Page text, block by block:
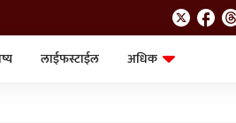
लाईफस्टाईल
अधिक